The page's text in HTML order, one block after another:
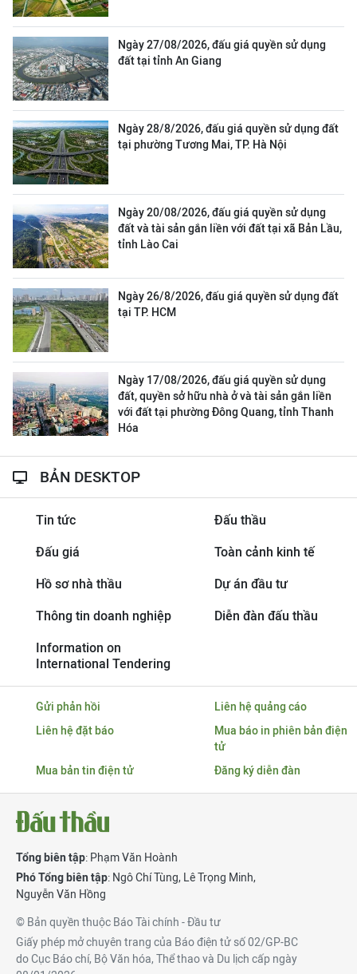
Ngày 27/08/2026, đấu giá quyền sử dụng
đất tại tỉnh An Giang
Ngày 28/8/2026, đấu giá quyền sử dụng đất
tại phường Tương Mai, TP. Hà Nội
Ngày 20/08/2026, đấu giá quyền sử dụng
đất và tài sản gắn liền với đất tại xã Bản Lầu,
tỉnh Lào Cai
Ngày 26/8/2026, đấu giá quyền sử dụng đất
tại TP. HCM
Ngày 17/08/2026, đấu giá quyền sử dụng
đất, quyền sở hữu nhà ở và tài sản gắn liền
với đất tại phường Đông Quang, tỉnh Thanh
Hóa
BẢN DESKTOP
Tin tức Đấu thầu
Đấu giá Toàn cảnh kinh tế
Hồ sơ nhà thầu Dự án đầu tư
Thông tin doanh nghiệp Diễn đàn đấu thầu
Information on
International Tendering
Gửi phản hồi
Liên hệ quảng cáo
Liên hệ đặt báo
Mua báo in phiên bản điện
tử
Mua bản tin điện tử
Đăng ký diễn đàn
Tổng biên tập: Phạm Văn Hoành
Phó Tổng biên tập: Ngô Chí Tùng, Lê Trọng Minh,
Nguyễn Văn Hồng
© Bản quyền thuộc Báo Tài chính - Đầu tư
Giấy phép mở chuyên trang của Báo điện tử số 02/GP-BC
do Cục Báo chí, Bộ Văn hóa, Thể thao và Du lịch cấp ngày